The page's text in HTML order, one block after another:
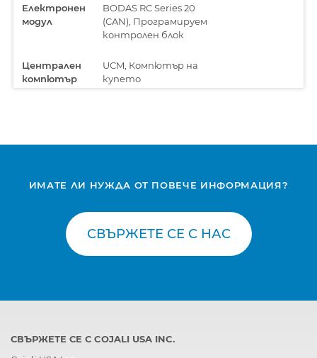
Електронен
модул
BODAS RC Series 20
(CAN), Програмируем
контролен блок
Централен
компютър
UCM, Компютър на
купето
ИМАТЕ ЛИ НУЖДА ОТ ПОВЕЧЕ ИНФОРМАЦИЯ?
СВЪРЖЕТЕ СЕ С НАС
СВЪРЖЕТЕ СЕ С COJALI USA INC.